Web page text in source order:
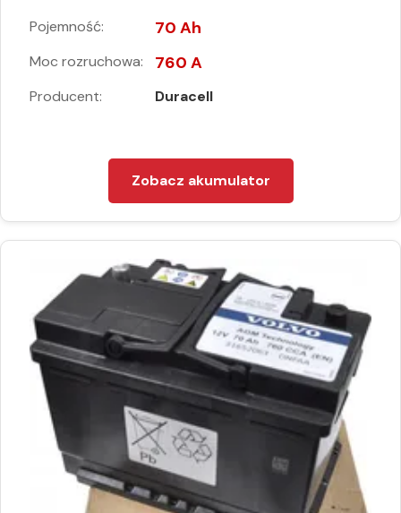
Pojemność: 70 Ah
Moc rozruchowa: 760 A
Producent: Duracell
Zobacz akumulator